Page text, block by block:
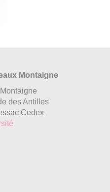
Montaigne
des Antilles
Cedex